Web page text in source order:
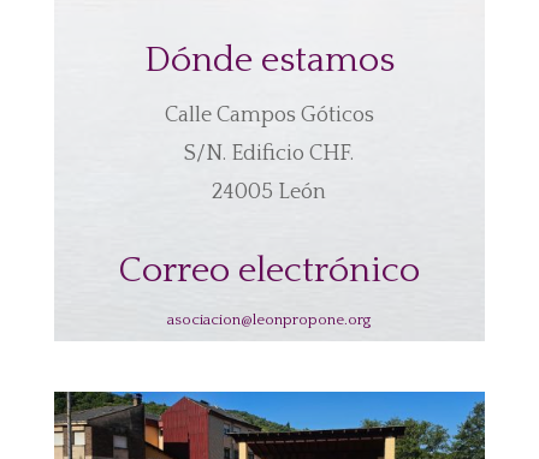
Dónde estamos
Calle Campos Góticos
S/N. Edificio CHF.
24005 León
Correo electrónico
asociacion@leonpropone.org